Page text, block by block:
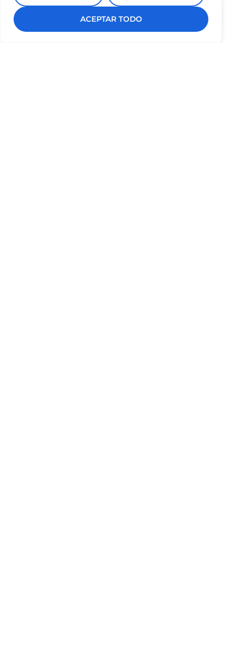
ACEPTAR TODO
Envíanos tus
dudas o pide cita